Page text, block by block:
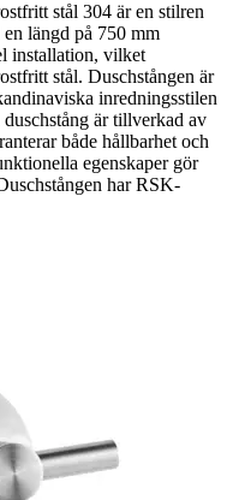
stål 304 är en stilren
längd på 750 mm
installation, vilket
stål. Duschstången är
inredningsstilen
är tillverkad av
både hållbarhet och
egenskaper gör
har RSK-